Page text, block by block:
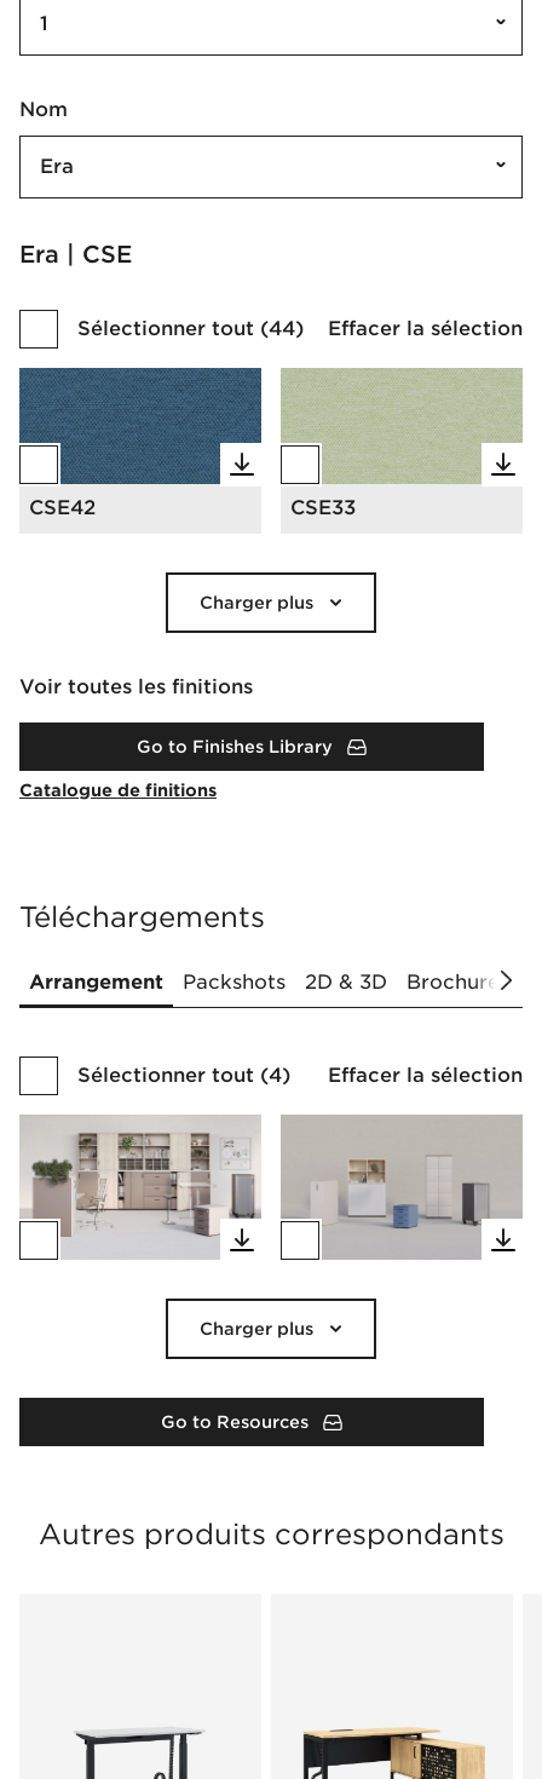
1
Nom
Era
Era | CSE
Sélectionner tout (44) Effacer la sélection
CSE42 CSE33
Charger plus
Voir toutes les finitions
Go to Finishes Library
Catalogue de finitions
Téléchargements
Arrangement Packshots 2D & 3D Brochures &
Sélectionner tout (4) Effacer la sélection
Charger plus
Go to Resources
Autres produits correspondants